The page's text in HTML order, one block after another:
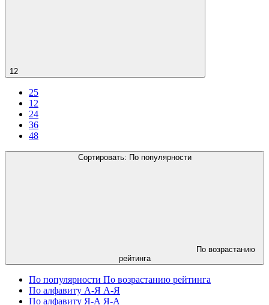
12
25
12
24
36
48
Сортировать: По популярности
По возрастанию
рейтинга
По популярности По возрастанию рейтинга
По алфавиту А-Я А-Я
По алфавиту Я-А Я-А